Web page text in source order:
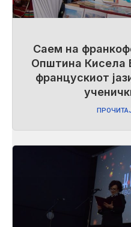
​Саем на
Општина Кисела
францускиот